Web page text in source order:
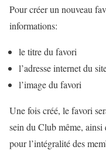
Pour créer un nouveau
informations:
le titre du favori
l’adresse internet du
l’image du favori
Une fois créé, le favori
sein du Club même,
pour l’intégralité des